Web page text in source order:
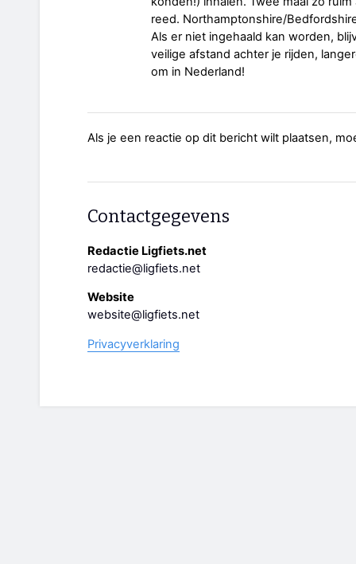
reed. Northamptonshire/
Als er niet ingehaald kan worden,
veilige afstand achter je rijden,
om in Nederland!
Als je een reactie op dit bericht wilt plaatsen,
Contactgegevens
Redactie Ligfiets.net
redactie@ligfiets.net
Website
website@ligfiets.net
Privacyverklaring